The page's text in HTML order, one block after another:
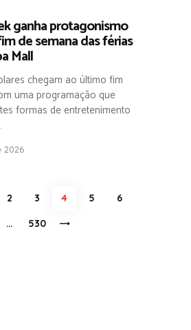
ganha protagonismo
de semana das férias
Mall
chegam ao último fim
uma programação que
formas de entretenimento
2026
PAGE
2 PAGE
3 PAGE
4 PAGE
5 PAGE
6
… PAGE
530
>